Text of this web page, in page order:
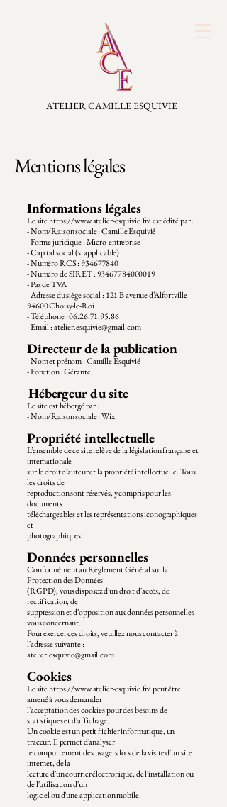
ATELIER CAMILLE ESQUIVIE
Mentions légales
Informations légales
Le sitehttps://www.atelier-esquivie.fr/est édité par :
- Nom/Raison sociale : Camille Esquivié
- Forme juridique : Micro-entreprise
- Capital social (si applicable)
- Numéro RCS : 934677840
- Numéro de SIRET : 93467784000019
- Pas de TVA
- Adresse du siège social : 121 B avenue d’Alfortville
94600 Choisy-le-Roi
- Téléphone : 06.26.71.95.86
- Email : atelier.esquivie@gmail.com
Directeur de la publication
- Nom et prénom : Camille Esquivié
- Fonction : Gérante
Hébergeur du site
Le site est hébergé par :
- Nom/Raison sociale : Wix
Propriété intellectuelle
L’ensemble de ce site relève de la législation française et
internationale
sur le droit d’auteur et la propriété intellectuelle. Tous
les droits de
reproduction sont réservés, y compris pour les
documents
téléchargeables et les représentations iconographiques
et
photographiques.
Données personnelles
Conformément au Règlement Général sur la
Protection des Données
(RGPD), vous disposez d'un droit d'accès, de
rectification, de
suppression et d'opposition aux données personnelles
vous concernant.
Pour exercer ces droits, veuillez nous contacter à
l'adresse suivante :
atelier.esquivie@gmail.com
Cookies
Le sitehttps://www.atelier-esquivie.fr/peut être
amené à vous demander
l'acceptation des cookies pour des besoins de
statistiques et d'affichage.
Un cookie est un petit fichier informatique, un
traceur. Il permet d'analyser
le comportement des usagers lors de la visite d'un site
internet, de la
lecture d'un courrier électronique, de l'installation ou
de l'utilisation d'un
logiciel ou d'une application mobile.